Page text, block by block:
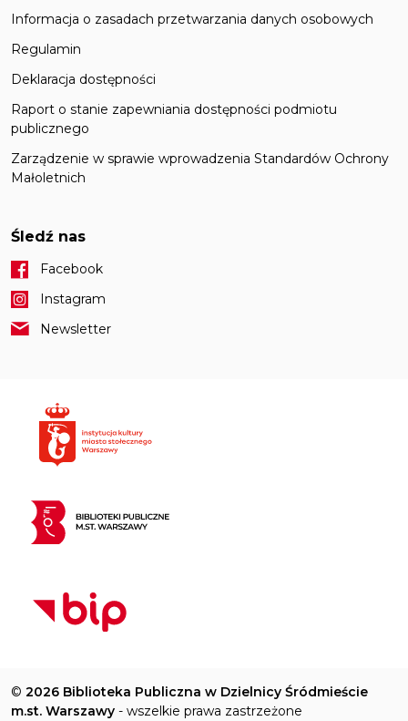
Informacja o zasadach przetwarzania danych osobowych
Regulamin
Deklaracja dostępności
Raport o stanie zapewniania dostępności podmiotu
publicznego
Zarządzenie w sprawie wprowadzenia Standardów Ochrony
Małoletnich
Śledź nas
Facebook
Instagram
Newsletter
© 2026 Biblioteka Publiczna w Dzielnicy Śródmieście
m.st. Warszawy - wszelkie prawa zastrzeżone